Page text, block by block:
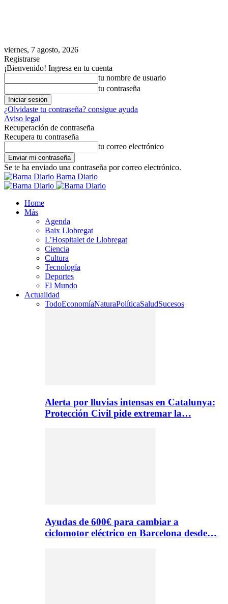
viernes, 7 agosto, 2026
Registrarse
¡Bienvenido! Ingresa en tu cuenta
tu nombre de usuario
tu contraseña
¿Olvidaste tu contraseña? consigue ayuda
Aviso legal
Recuperación de contraseña
Recupera tu contraseña
tu correo electrónico
Se te ha enviado una contraseña por correo electrónico.
Barna Diario
Home
Más
Agenda
Baix Llobregat
L’Hospitalet de Llobregat
Ciencia
Cultura
Tecnología
Deportes
El Mundo
Actualidad
TodoEconomíaNaturaPolíticaSaludSucesos
Alerta por lluvias intensas en Catalunya:
Protección Civil pide extremar la…
Ayudas de 600€ para cambiar a
ciclomotor eléctrico en Barcelona desde…